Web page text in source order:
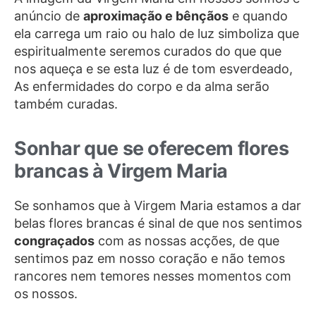
anúncio de aproximação e bênçãos e quando
ela carrega um raio ou halo de luz simboliza que
espiritualmente seremos curados do que que
nos aqueça e se esta luz é de tom esverdeado,
As enfermidades do corpo e da alma serão
também curadas.
Sonhar que se oferecem flores
brancas à Virgem Maria
Se sonhamos que à Virgem Maria estamos a dar
belas flores brancas é sinal de que nos sentimos
congraçados com as nossas acções, de que
sentimos paz em nosso coração e não temos
rancores nem temores nesses momentos com
os nossos.